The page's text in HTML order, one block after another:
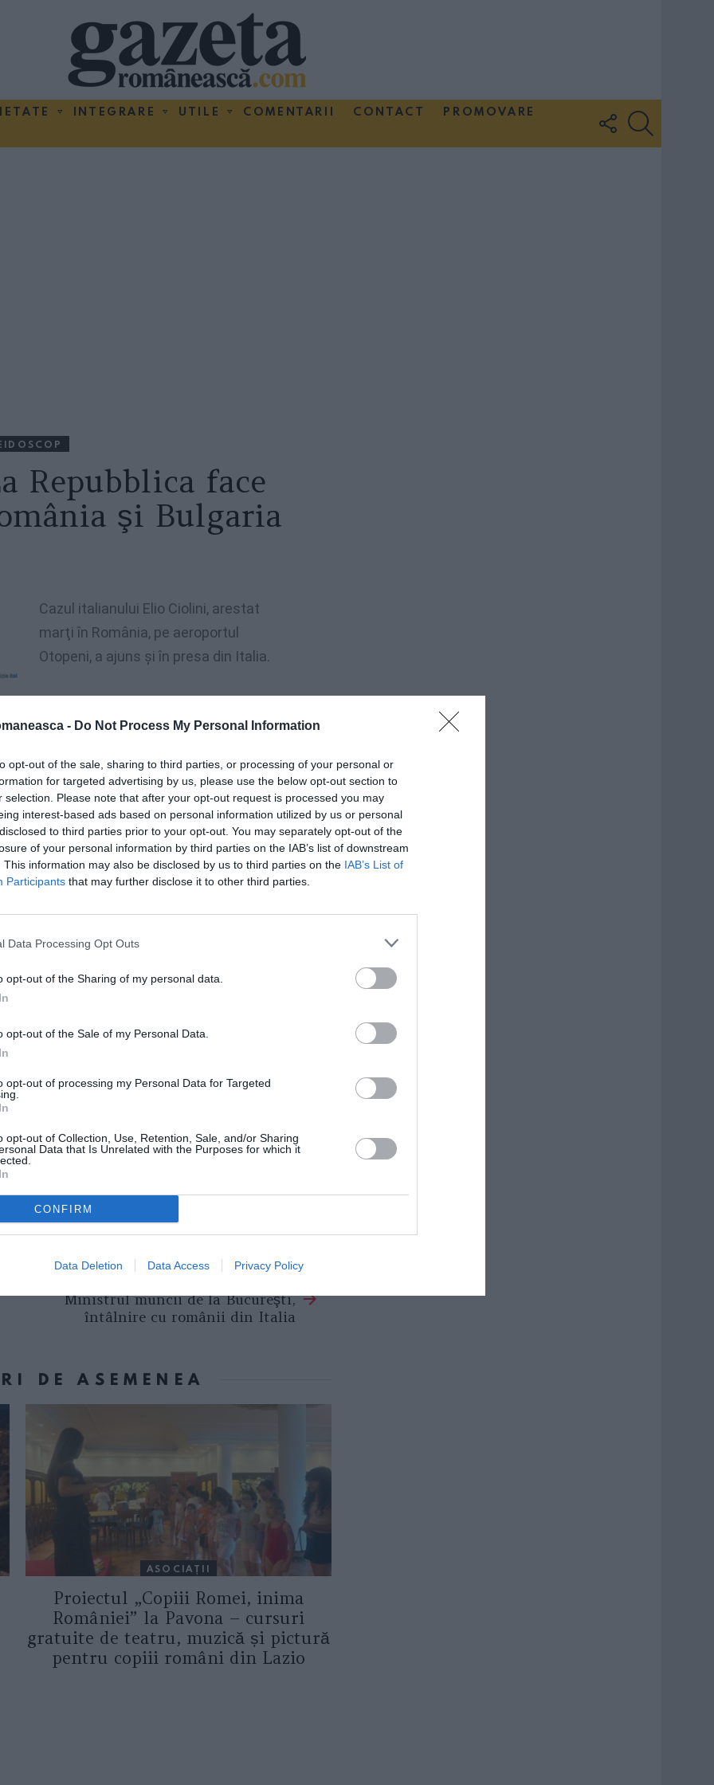
- Do Not Process My Personal Information
opt-out of the sale, sharing to third parties, or processing of your personal or
for targeted advertising by us, please use the below opt-out section to
selection. Please note that after your opt-out request is processed you may
interest-based ads based on personal information utilized by us or personal
to third parties prior to your opt-out. You may separately opt-out of the
of your personal information by third parties on the IAB’s list of downstream
This information may also be disclosed by us to third parties on the IAB’s List of
Participants that may further disclose it to other third parties.
Data Processing Opt Outs
opt-out of the Sharing of my personal data.
opt-out of the Sale of my Personal Data.
opt-out of processing my Personal Data for Targeted
opt-out of Collection, Use, Retention, Sale, and/or Sharing
Data that Is Unrelated with the Purposes for which it
CONFIRM
Data Deletion Data Access Privacy Policy
INTEGRARE UTILE COMENTARII CONTACT
PROMOVARE
FOLLOW
US
Repubblica face
şi Bulgaria
Cazul italianului Elio Ciolini, arestat
marţi în România, pe aeroportul
Otopeni, a ajuns şi în presa din Italia.
au făcut confuzie în titlul
Quotidiano au titrat: „Ciolini arestat în
greşit, „La Repubblica” a corectat
Ministrul muncii de la Bucureşti,
întâlnire cu românii din Italia
DE ASEMENEA
ASOCIAŢII
Proiectul „Copiii Romei, inima
României” la Pavona – cursuri
gratuite de teatru, muzică și pictură
pentru copiii români din Lazio